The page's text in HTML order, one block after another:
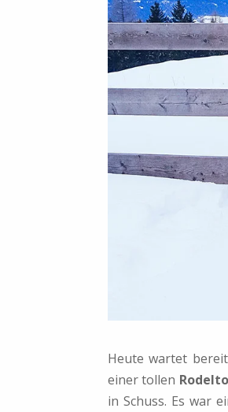
Heute wartet
einer tollen
in Schuss. Es war